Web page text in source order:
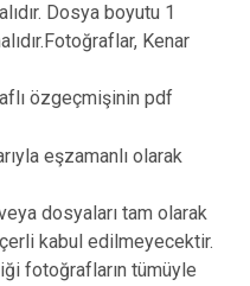
Dosya boyutu 1
Kenar
özgeçmişinin pdf
eşzamanlı olarak
dosyaları tam olarak
kabul edilmeyecektir.
fotoğrafların tümüyle